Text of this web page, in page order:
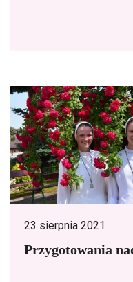
23 sierpnia 2021
Przygotowania